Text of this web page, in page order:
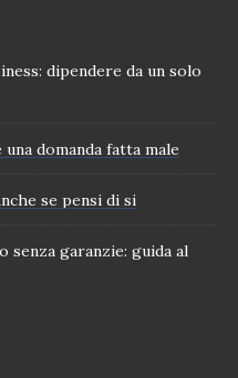
dipendere da un solo
domanda fatta male
se pensi di si
senza garanzie: guida al